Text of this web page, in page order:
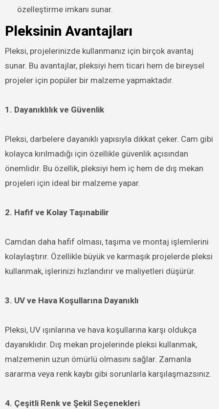
özelleştirme imkanı sunar.
Pleksinin Avantajları
Pleksi, projelerinizde kullanmanız için birçok avantaj
sunar. Bu avantajlar, pleksiyi hem ticari hem de bireysel
projeler için popüler bir malzeme yapmaktadır.
1. Dayanıklılık ve Güvenlik
Pleksi, darbelere dayanıklı yapısıyla dikkat çeker. Cam gibi
kolayca kırılmadığı için özellikle güvenlik açısından
önemlidir. Bu özellik, pleksiyi hem iç hem de dış mekan
projeleri için ideal bir malzeme yapar.
2. Hafif ve Kolay Taşınabilir
Camdan daha hafif olması, taşıma ve montaj işlemlerini
kolaylaştırır. Özellikle büyük ve karmaşık projelerde pleksi
kullanmak, işlerinizi hızlandırır ve maliyetleri düşürür.
3. UV ve Hava Koşullarına Dayanıklı
Pleksi, UV ışınlarına ve hava koşullarına karşı oldukça
dayanıklıdır. Dış mekan projelerinde pleksi kullanmak,
malzemenin uzun ömürlü olmasını sağlar. Zamanla
sararma veya renk kaybı gibi sorunlarla karşılaşmazsınız.
4. Çeşitli Renk ve Şekil Seçenekleri